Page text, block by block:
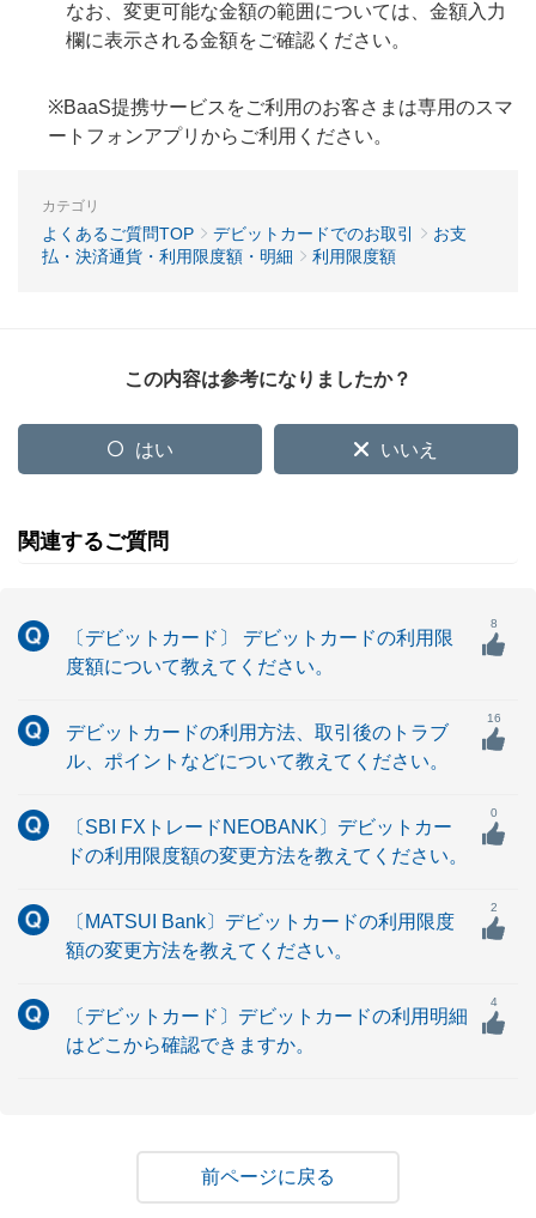
なお、変更可能な金額の範囲については、金額入力
欄に表示される金額をご確認ください。
※BaaS提携サービスをご利用のお客さまは専用のスマ
ートフォンアプリからご利用ください。
カテゴリ
よくあるご質問TOP デビットカードでのお取引
お支
払・決済通貨・利用限度額・明細
利用限度額
この内容は参考になりましたか？
はい いいえ
関連するご質問
〔デビットカード〕 デビットカードの利用限
度額について教えてください。
8
デビットカードの利用方法、取引後のトラブ
ル、ポイントなどについて教えてください。
16
〔SBI FXトレードNEOBANK〕デビットカー
ドの利用限度額の変更方法を教えてください。
0
〔MATSUI Bank〕デビットカードの利用限度
額の変更方法を教えてください。
2
〔デビットカード〕デビットカードの利用明細
はどこから確認できますか。
4
戻る